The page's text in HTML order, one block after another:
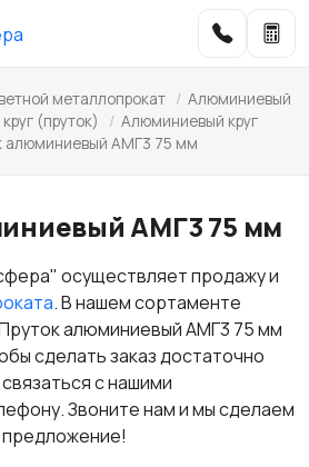
металлопрокат / Алюминиевый
(пруток) / Алюминиевый круг
алюминиевый АМГ3 75 мм
АМГ3 75 мм
осуществляет продажу и
. В нашем сортаменте
алюминиевый АМГ3 75 мм
сделать заказ достаточно
с нашими
Звоните нам и мы сделаем